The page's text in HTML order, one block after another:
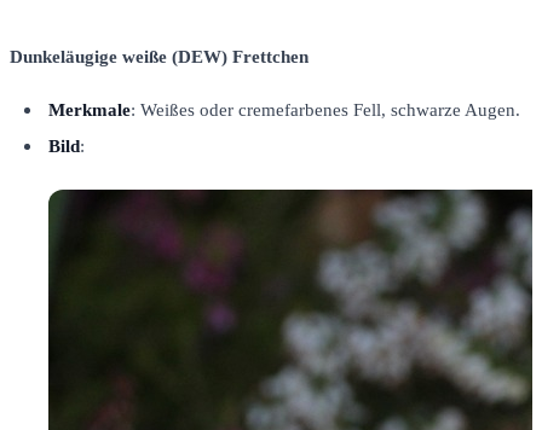
Dunkeläugige weiße (DEW) Frettchen
Merkmale: Weißes oder cremefarbenes Fell, schwarze Augen.
Bild: